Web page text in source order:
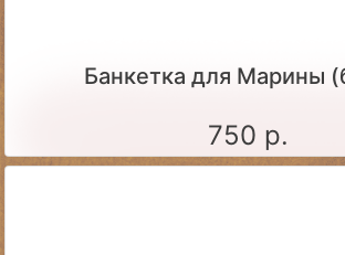
Банкетка для Марины
750 р.